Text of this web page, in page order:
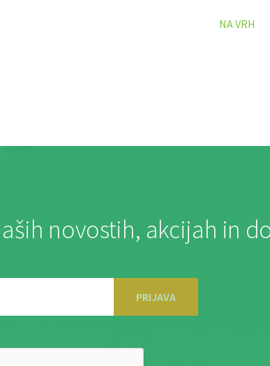
NA VRH
novostih, akcijah in
PRIJAVA